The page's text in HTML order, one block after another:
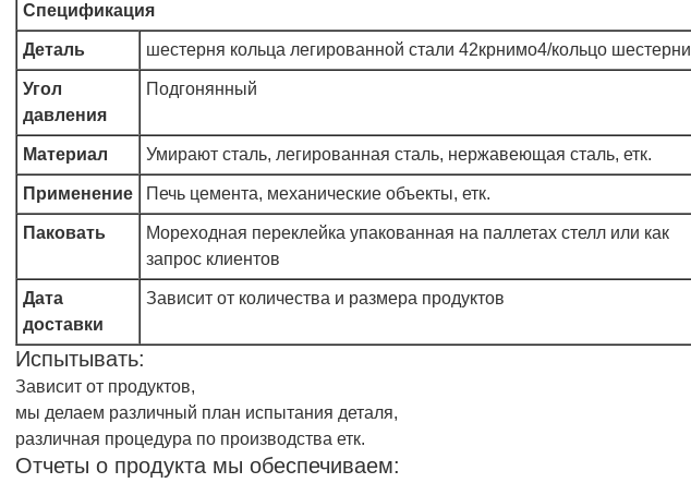
Спецификация
Деталь шестерня кольца легированной стали 42крнимо4/кольцо шестерни
Угол
давления
Подгонянный
Материал Умирают сталь, легированная сталь, нержавеющая сталь, етк.
Применение Печь цемента, механические объекты, етк.
Паковать
Мореходная переклейка упакованная на паллетах стелл или как
запрос клиентов
Дата
доставки
Зависит от количества и размера продуктов
Испытывать:
Зависит от продуктов,
мы делаем различный план испытания деталя,
различная процедура по производства етк.
Отчеты о продукта мы обеспечиваем: